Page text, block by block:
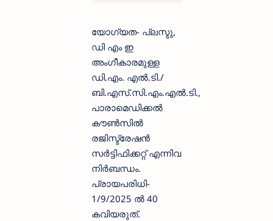
യോഗ്യത- പ്ലസ്ടു,
ഡി എം ഇ
അംഗീകാരമുള്ള
ഡി.എം. എൽ.ടി./
ബി.എസ്.സി.എം.എൽ.ടി.,
പാരാമെഡിക്കൽ
കൗൺസിൽ
രജിസ്ട്രേഷൻ
സർട്ടിഫിക്കറ്റ് എന്നിവ
നിർബന്ധം.
പ്രായപരിധി-
1/9/2025 ൽ 40
കവിയരുത്.